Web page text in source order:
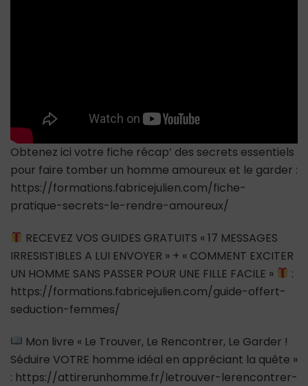
Obtenez ici votre fiche récap’ des secrets essentiels
pour faire tomber un homme amoureux et le garder :
https://formations.fabricejulien.com/fiche-
pratique-secrets-le-rendre-amoureux/
RECEVEZ VOS GUIDES GRATUITS « 17 MESSAGES
IRRESISTIBLES A LUI ENVOYER » + « COMMENT EXCITER
UN HOMME SANS PASSER POUR UNE FILLE FACILE »
:
https://formations.fabricejulien.com/guide-offert-
seduction-femmes/
Mon livre « Le Trouver, Le Rencontrer, Le Garder !
Séduire VOTRE homme idéal en appréciant la quête »
: https://attirerunhomme.fr/letrouver-lerencontrer-